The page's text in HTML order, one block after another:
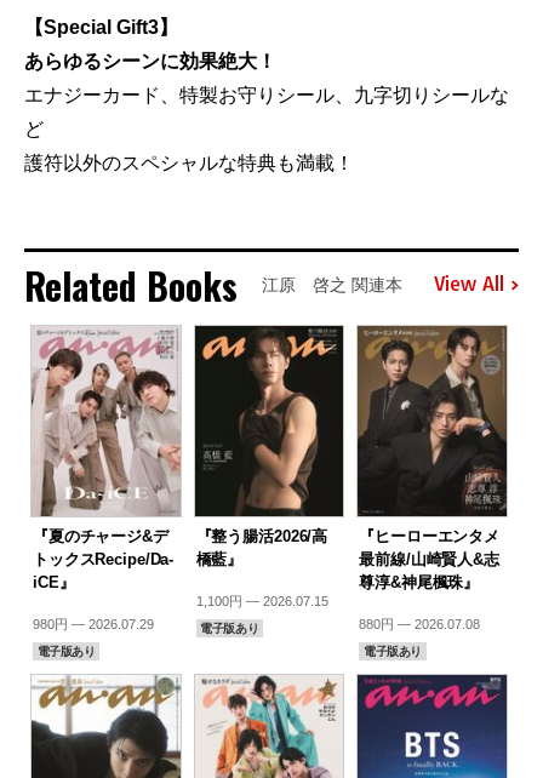
【Special Gift3】
あらゆるシーンに効果絶大！
エナジーカード、特製お守りシール、九字切りシールな
ど
護符以外のスペシャルな特典も満載！
Related Books 江原 啓之 関連本 View All
『夏のチャージ&デ
トックスRecipe/Da-
iCE』
980円 — 2026.07.29
電子版あり
『整う腸活2026/高
橋藍』
1,100円 — 2026.07.15
電子版あり
『ヒーローエンタメ
最前線/山崎賢人&志
尊淳&神尾楓珠』
880円 — 2026.07.08
電子版あり